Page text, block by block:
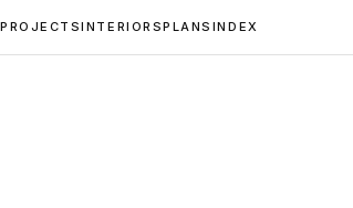
PROJECTSINTERIORSPLANS INDEX